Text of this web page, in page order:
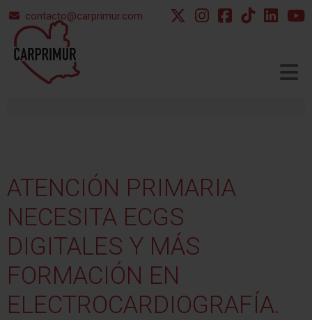
contacto@carprimur.com
ATENCIÓN PRIMARIA
NECESITA ECGS
DIGITALES Y MÁS
FORMACIÓN EN
ELECTROCARDIOGRAFÍA.